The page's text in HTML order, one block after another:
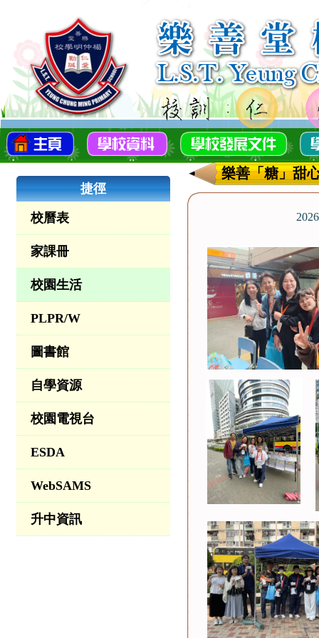
捷徑
校曆表
家課冊
校園生活
PLPR/W
圖書館
自學資源
校園電視台
ESDA
WebSAMS
升中資訊
樂善「糖」甜